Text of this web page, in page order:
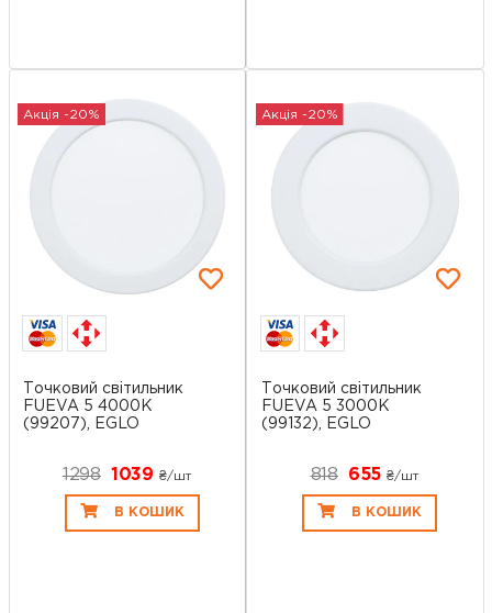
Акція -20%
Точковий світильник
FUEVA 5 4000K
(99207), EGLO
1298 1039 ₴/шт
В КОШИК
Акція -20%
Точковий світильник
FUEVA 5 3000K
(99132), EGLO
818 655 ₴/шт
В КОШИК